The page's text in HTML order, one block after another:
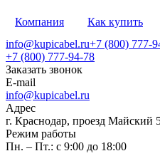
Компания Как купить
info@kupicabel.ru+7 (800) 777-
+7 (800) 777-94-78
Заказать звонок
E-mail
info@kupicabel.ru
Адрес
г. Краснодар, проезд Майский
Режим работы
Пн. – Пт.: с 9:00 до 18:00